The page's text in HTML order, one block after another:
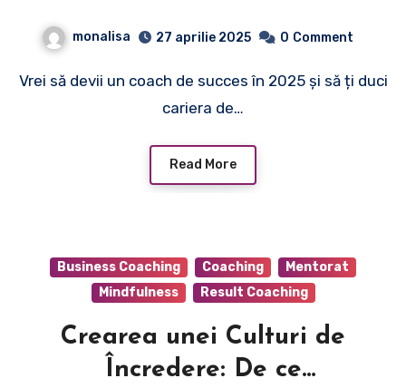
monalisa 27 aprilie 2025 0 Comment
Vrei să devii un coach de succes în 2025 și să ți duci
cariera de…
Read More
Business Coaching Coaching
Mentorat
Mindfulness
Result Coaching
Crearea unei Culturi de
Încredere: De ce